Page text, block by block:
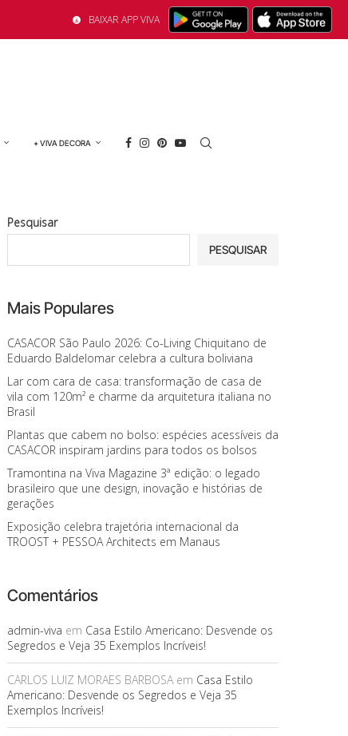
BAIXAR APP VIVA
+ VIVA DECORA
Pesquisar
PESQUISAR
Mais Populares
CASACOR São Paulo 2026: Co-Living Chiquitano de
Eduardo Baldelomar celebra a cultura boliviana
Lar com cara de casa: transformação de casa de
vila com 120m² e charme da arquitetura italiana no
Brasil
Plantas que cabem no bolso: espécies acessíveis da
CASACOR inspiram jardins para todos os bolsos
Tramontina na Viva Magazine 3ª edição: o legado
brasileiro que une design, inovação e histórias de
gerações
Exposição celebra trajetória internacional da
TROOST + PESSOA Architects em Manaus
Comentários
admin-viva em Casa Estilo Americano: Desvende os
Segredos e Veja 35 Exemplos Incríveis!
CARLOS LUIZ MORAES BARBOSAem Casa Estilo
Americano: Desvende os Segredos e Veja 35
Exemplos Incríveis!